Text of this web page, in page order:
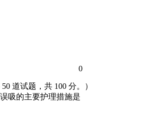
0
道试题，共 100 分。）
吸的主要护理措施是